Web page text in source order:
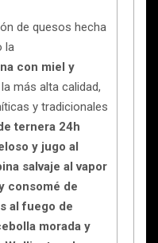
de quesos hecha
la
con miel y
más alta calidad,
y tradicionales
ternera 24h
y jugo al
salvaje al vapor
consomé de
al fuego de
morada y